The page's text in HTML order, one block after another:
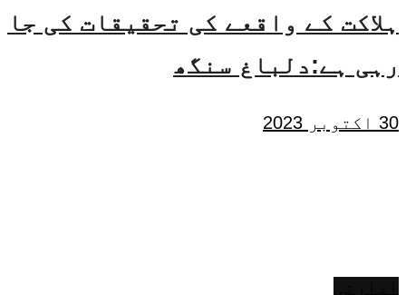
ہلاکت کے واقعے کی تحقیقات کی جا
رہی ہے:دلباغ سنگھ
30 اکتوبر 2023